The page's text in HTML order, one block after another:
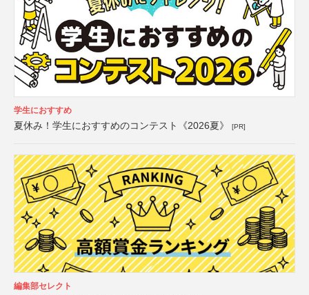
学生におすすめ
夏休み！学生におすすめのコンテスト《2026夏》 [PR]
編集部セレクト